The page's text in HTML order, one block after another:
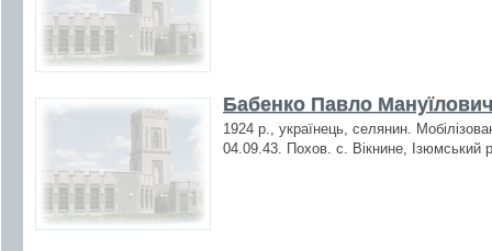
Бабенко Павло
1924 р., українець, селянин.
04.09.43. Похов. с. Вікнине, Ізюмський